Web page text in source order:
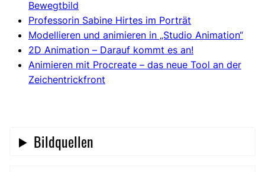
Bewegtbild
Professorin Sabine Hirtes im Porträt
Modellieren und animieren in „Studio Animation“
2D Animation – Darauf kommt es an!
Animieren mit Procreate – das neue Tool an der
Zeichentrickfront
Bildquellen